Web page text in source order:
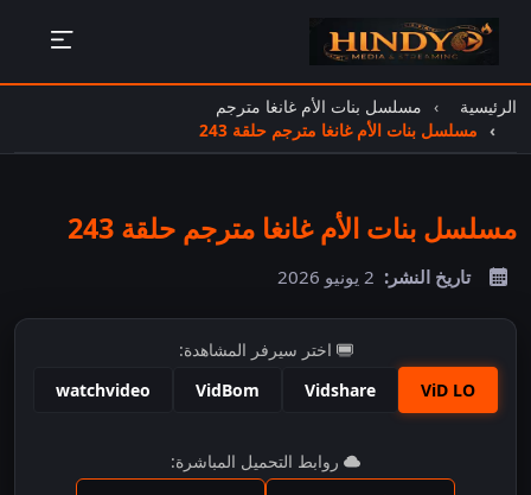
الرئيسية
مسلسل بنات الأم غانغا مترجم
مسلسل بنات الأم غانغا مترجم حلقة 243
مسلسل بنات الأم غانغا مترجم حلقة 243
تاريخ النشر: 2 يونيو 2026
اختر سيرفر المشاهدة:
ViD LO
Vidshare
VidBom
watchvideo
اضغط للمشاهدة
روابط التحميل المباشرة: